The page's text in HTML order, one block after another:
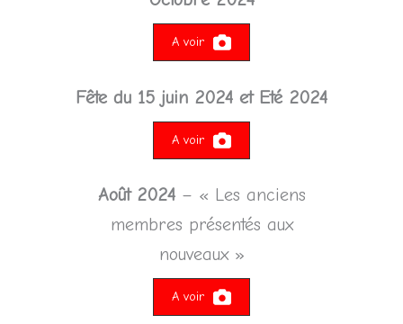
A voir
Fête du 15 juin 2024 et Eté 2024
A voir
Août 2024– « Les anciens
membres présentés aux
nouveaux »
A voir